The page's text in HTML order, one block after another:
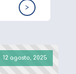
>
12 agosto, 2025